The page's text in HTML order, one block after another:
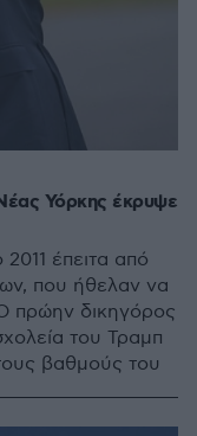
Υόρκης έκρυψε
έπειτα από
που ήθελαν να
πρώην δικηγόρος
του Τραμπ
βαθμούς του